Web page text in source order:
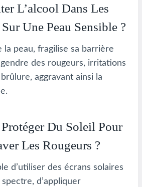
L’alcool Dans Les
Une Peau Sensible ?
la peau, fragilise sa barrière
des rougeurs, irritations
aggravant ainsi la
Du Soleil Pour
Les Rougeurs ?
d’utiliser des écrans solaires
d’appliquer